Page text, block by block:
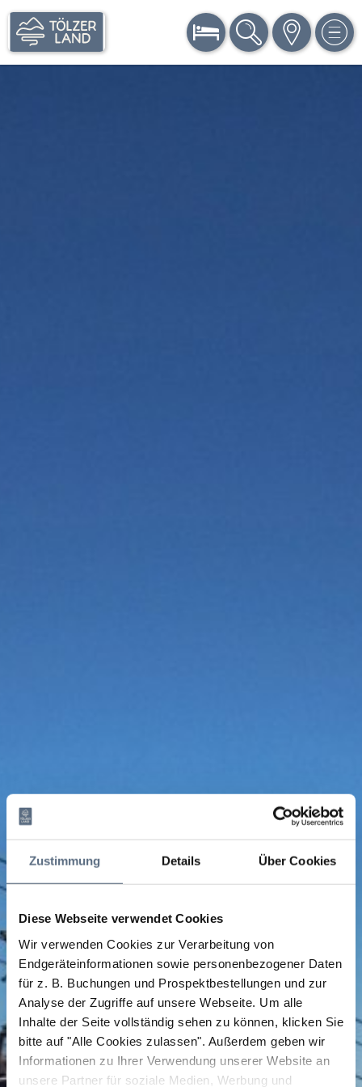
Zustimmung Details Über Cookies
Diese Webseite verwendet Cookies
Wir verwenden Cookies zur Verarbeitung von
Endgeräteinformationen sowie personenbezogener Daten
für z. B. Buchungen und Prospektbestellungen und zur
Analyse der Zugriffe auf unsere Webseite. Um alle
Inhalte der Seite vollständig sehen zu können, klicken Sie
bitte auf "Alle Cookies zulassen". Außerdem geben wir
Informationen zu Ihrer Verwendung unserer Website an
unsere Partner für soziale Medien, Werbung und
BUCHEN SUCHE KARTE MENÜ